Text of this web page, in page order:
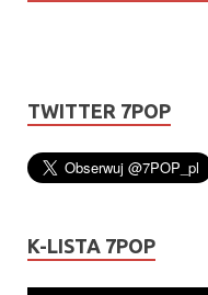
TWITTER 7POP
K-LISTA 7POP